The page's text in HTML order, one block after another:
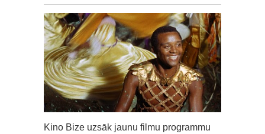
Kino Bize uzsāk jaunu filmu programmu